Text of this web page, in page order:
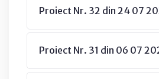
Proiect Nr. 32 din 24 07
Proiect Nr. 31 din 06 07